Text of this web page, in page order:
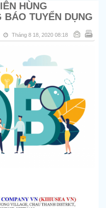
HÙNG
BÁO TUYỂN DỤNG
Tháng 8 18, 2020 08:18